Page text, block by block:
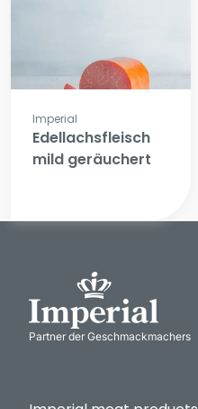
Imperial
Edellachsfleisch
mild geräuchert
Partner der Geschmackmachers